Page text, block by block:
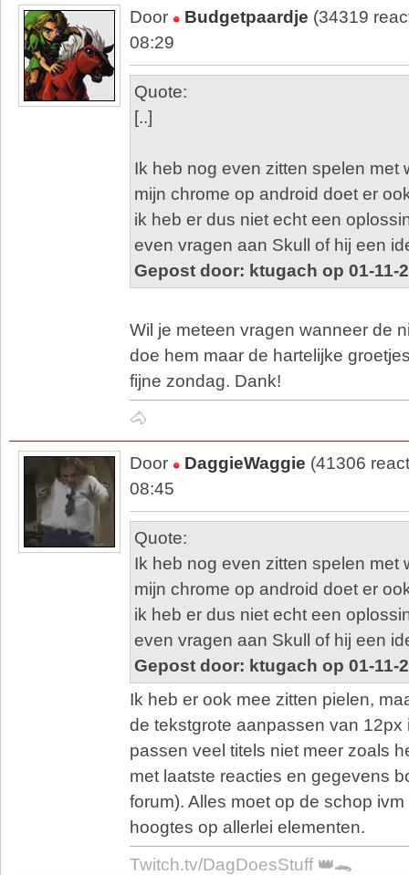
Door Budgetpaardje (34319
08:29
Quote:
[..]
Ik heb nog even zitten spelen met
mijn chrome op android doet er
ik heb er dus niet echt een
even vragen aan Skull of hij een
Gepost door: ktugach op 01-11-
Wil je meteen vragen wanneer de
doe hem maar de hartelijke
fijne zondag. Dank!
🐴
Door DaggieWaggie (41306
08:45
Quote:
Ik heb nog even zitten spelen met
mijn chrome op android doet er
ik heb er dus niet echt een
even vragen aan Skull of hij een
Gepost door: ktugach op 01-11-
Ik heb er ook mee zitten pielen,
de tekstgrote aanpassen van 12px
passen veel titels niet meer zoals
met laatste reacties en gegevens
forum). Alles moet op de schop
hoogtes op allerlei elementen.
Twitch.tv/DagDoesStuff 👑🐊